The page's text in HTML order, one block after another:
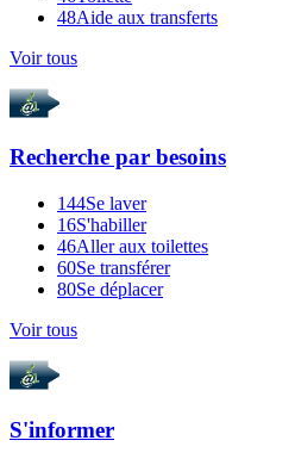
48Aide aux transferts
Voir tous
Recherche par besoins
144Se laver
16S'habiller
46Aller aux toilettes
60Se transférer
80Se déplacer
Voir tous
S'informer